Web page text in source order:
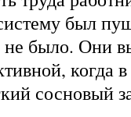
был
не было. Они
когда в
сосновый